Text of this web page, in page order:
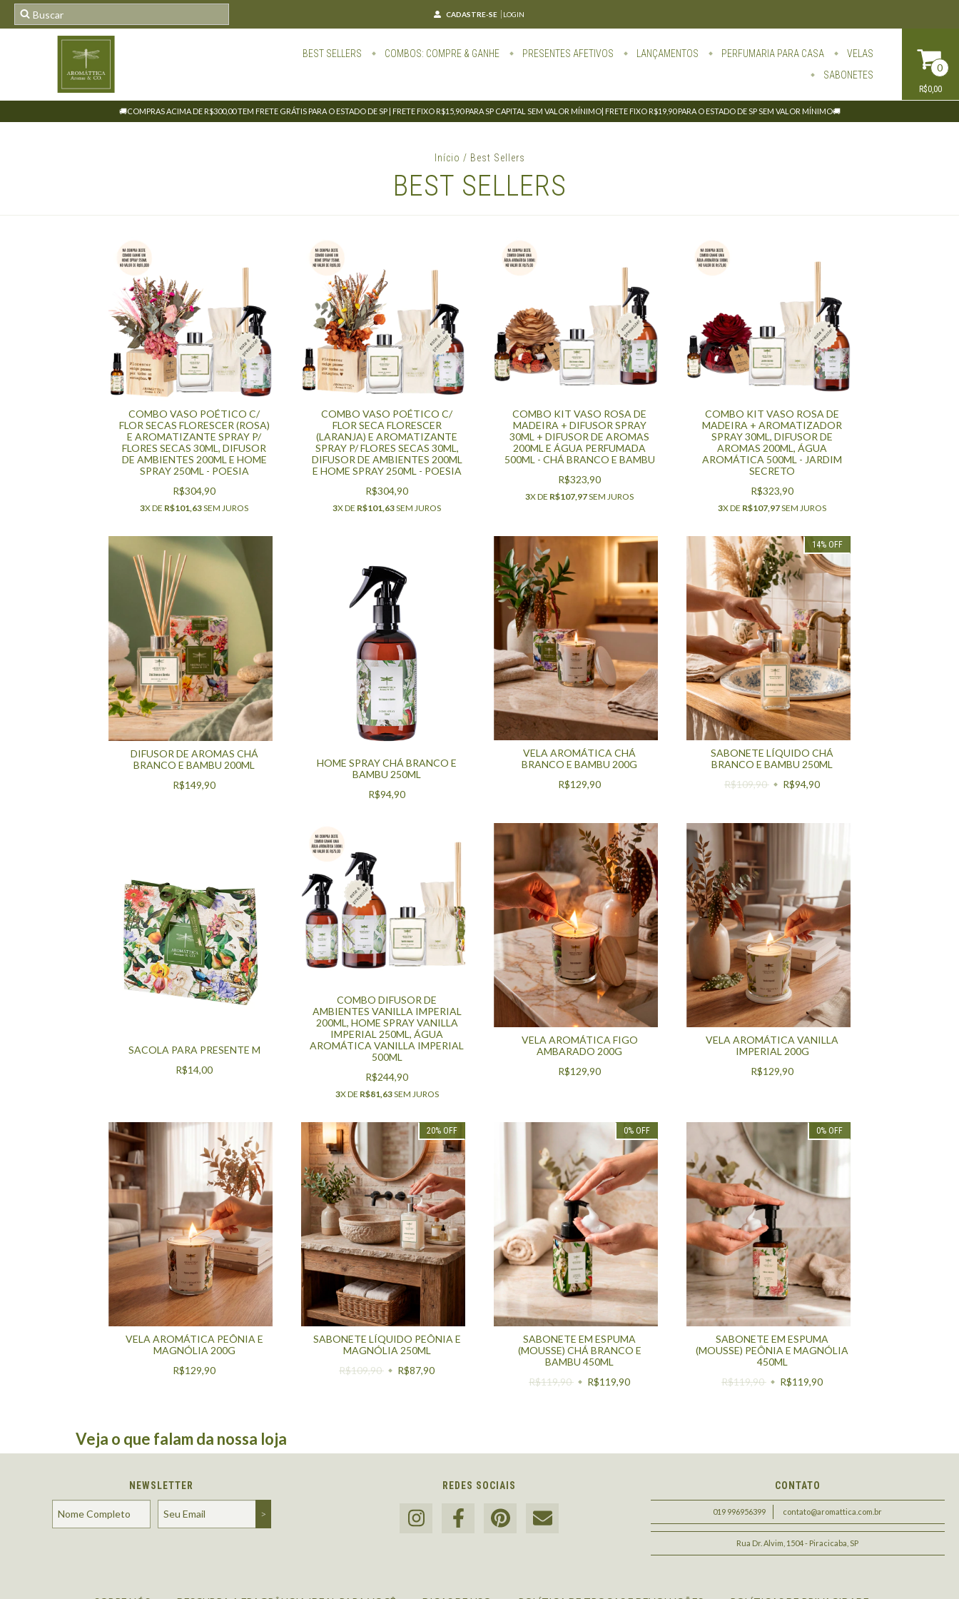
CADASTRE-SE LOGIN
BEST SELLERS COMBOS: COMPRE & GANHE PRESENTES AFETIVOS LANÇAMENTOS PERFUMARIA PARA CASA
VELAS
SABONETES
0
R$0,00
🚚COMPRAS ACIMA DE R$300,00 TEM FRETE GRÁTIS PARA O ESTADO DE SP | FRETE FIXO R$15,90 PARA SP CAPITAL SEM VALOR MÍNIMO| FRETE FIXO R$19,90 PARA O ESTADO DE SP SEM VALOR MÍNIMO🚚
Início / Best Sellers
BEST SELLERS
COMBO VASO POÉTICO C/
FLOR SECAS FLORESCER (ROSA)
E AROMATIZANTE SPRAY P/
FLORES SECAS 30ML, DIFUSOR
DE AMBIENTES 200ML E HOME
SPRAY 250ML - POESIA
R$304,90
3X DE R$101,63SEM JUROS
COMBO VASO POÉTICO C/
FLOR SECA FLORESCER
(LARANJA) E AROMATIZANTE
SPRAY P/ FLORES SECAS 30ML,
DIFUSOR DE AMBIENTES 200ML
E HOME SPRAY 250ML - POESIA
R$304,90
3X DE R$101,63SEM JUROS
COMBO KIT VASO ROSA DE
MADEIRA + DIFUSOR SPRAY
30ML + DIFUSOR DE AROMAS
200ML E ÁGUA PERFUMADA
500ML - CHÁ BRANCO E BAMBU
R$323,90
3X DE R$107,97SEM JUROS
COMBO KIT VASO ROSA DE
MADEIRA + AROMATIZADOR
SPRAY 30ML, DIFUSOR DE
AROMAS 200ML, ÁGUA
AROMÁTICA 500ML - JARDIM
SECRETO
R$323,90
3X DE R$107,97SEM JUROS
DIFUSOR DE AROMAS CHÁ
BRANCO E BAMBU 200ML
R$149,90
HOME SPRAY CHÁ BRANCO E
BAMBU 250ML
R$94,90
VELA AROMÁTICA CHÁ
BRANCO E BAMBU 200G
R$129,90
14% OFF
SABONETE LÍQUIDO CHÁ
BRANCO E BAMBU 250ML
R$109,90
R$94,90
SACOLA PARA PRESENTE M
R$14,00
COMBO DIFUSOR DE
AMBIENTES VANILLA IMPERIAL
200ML, HOME SPRAY VANILLA
IMPERIAL 250ML, ÁGUA
AROMÁTICA VANILLA IMPERIAL
500ML
R$244,90
3X DE R$81,63SEM JUROS
VELA AROMÁTICA FIGO
AMBARADO 200G
R$129,90
VELA AROMÁTICA VANILLA
IMPERIAL 200G
R$129,90
VELA AROMÁTICA PEÔNIA E
MAGNÓLIA 200G
R$129,90
20% OFF
SABONETE LÍQUIDO PEÔNIA E
MAGNÓLIA 250ML
R$109,90
R$87,90
0% OFF
SABONETE EM ESPUMA
(MOUSSE) CHÁ BRANCO E
BAMBU 450ML
R$119,90
R$119,90
0% OFF
SABONETE EM ESPUMA
(MOUSSE) PEÔNIA E MAGNÓLIA
450ML
R$119,90
R$119,90
Veja o que falam da nossa loja
NEWSLETTER REDES SOCIAIS CONTATO
019 996956399 contato@aromattica.com.br
Rua Dr. Alvim, 1504 - Piracicaba, SP